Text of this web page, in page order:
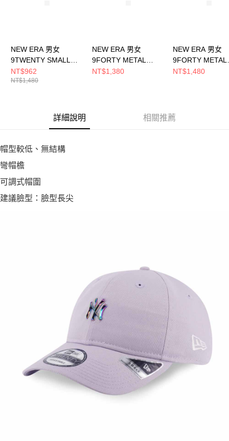
NEW ERA 男女
9TWENTY SMALL
MLB METAL BADGE
FW25 紐約洋基 淺草
NT$962
NT$1,480
NEW ERA 男女
9FORTY METAL
BADGE SS26 紐約洋
NT$1,380
NEW ERA 男女
9FORTY METAL
BADGE SS26 紐
NT$1,480
詳細說明 相關推薦
帽型較低、無結構
彎帽檐
可調式帽圍
建議臉型：臉型長尖